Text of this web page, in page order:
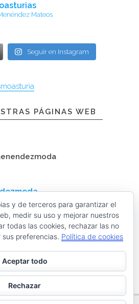
Mateos
Seguir en Instagram
PÁGINAS WEB
Moda hombre
Seguir en Instagram
y de terceros para garantizar el
medir su uso y mejorar nuestros
todas las cookies, rechazar las no
preferencias. Política de cookies
Aceptar todo
Rechazar